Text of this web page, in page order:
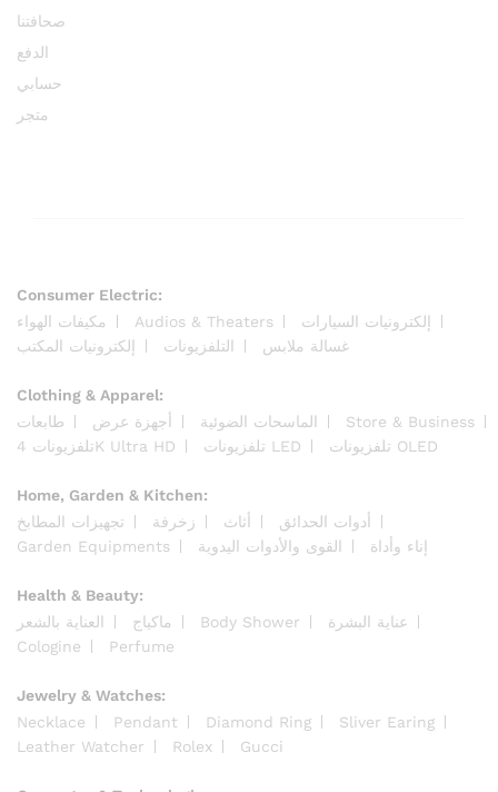
صحافتنا
الدفع
حسابي
متجر
Consumer Electric:
مكيفات الهواء
Audios & Theaters
إلكترونيات السيارات
إلكترونيات المكتب
التلفزيونات غسالة ملابس
Clothing & Apparel:
طابعات
أجهزة عرض الماسحات الضوئية
Store & Business
تلفزيونات 4K Ultra HD
تلفزيونات LED تلفزيونات OLED
Home, Garden & Kitchen:
تجهيزات المطابخ
زخرفة أثاث
أدوات الحدائق
Garden Equipments
القوى والأدوات اليدوية إناء وأداة
Health & Beauty:
العناية بالشعر
ماكياج Body Shower
عناية البشرة
Cologine
Perfume
Jewelry & Watches:
Necklace
Pendant Diamond Ring
Sliver Earing
Leather Watcher
Rolex Gucci